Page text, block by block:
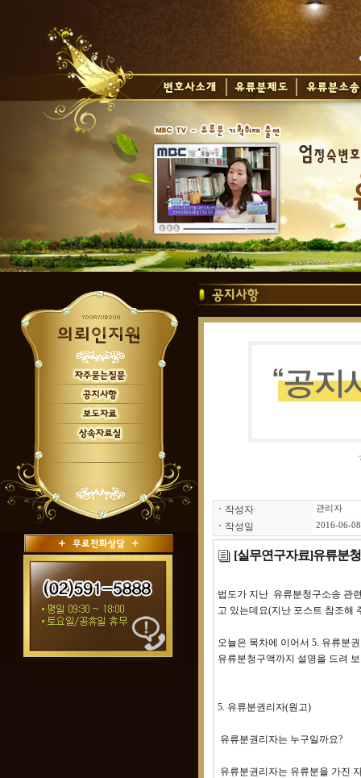
ㆍ 작성자 관리자
ㆍ 작성일 2016-06-
[실무연구자료]유류분
법도가 지난 유류분청구소송 관
고 있는데요(지난 포스트 참조해
오늘은 목차에 이어서 5. 유류분
유류분청구액까지 설명을 드려
5. 유류분권리자(원고)
유류분권리자는 누구일까요?
유류분권리자는 유류분을 가진